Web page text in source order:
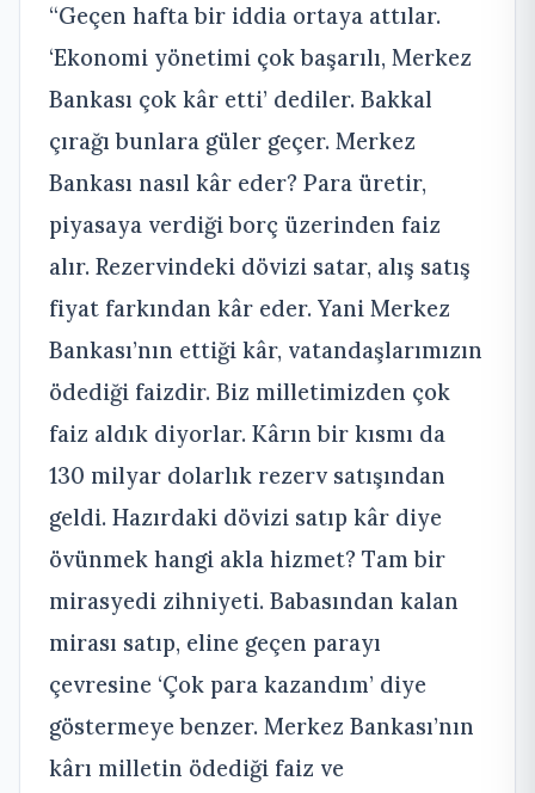
“Geçen hafta bir iddia ortaya attılar.
‘Ekonomi yönetimi çok başarılı, Merkez
Bankası çok kâr etti’ dediler. Bakkal
çırağı bunlara güler geçer. Merkez
Bankası nasıl kâr eder? Para üretir,
piyasaya verdiği borç üzerinden faiz
alır. Rezervindeki dövizi satar, alış satış
fiyat farkından kâr eder. Yani Merkez
Bankası’nın ettiği kâr, vatandaşlarımızın
ödediği faizdir. Biz milletimizden çok
faiz aldık diyorlar. Kârın bir kısmı da
130 milyar dolarlık rezerv satışından
geldi. Hazırdaki dövizi satıp kâr diye
övünmek hangi akla hizmet? Tam bir
mirasyedi zihniyeti. Babasından kalan
mirası satıp, eline geçen parayı
çevresine ‘Çok para kazandım’ diye
göstermeye benzer. Merkez Bankası’nın
kârı milletin ödediği faiz ve